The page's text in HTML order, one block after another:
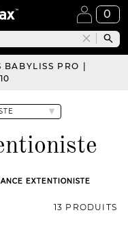
0
BABYLISS PRO |
EXTENTIONISTE
13 PRODUITS